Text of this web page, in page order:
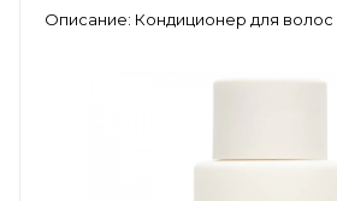
Описание: Кондиционер для волос